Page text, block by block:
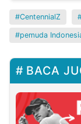
CentennialZ
pemuda
BACA